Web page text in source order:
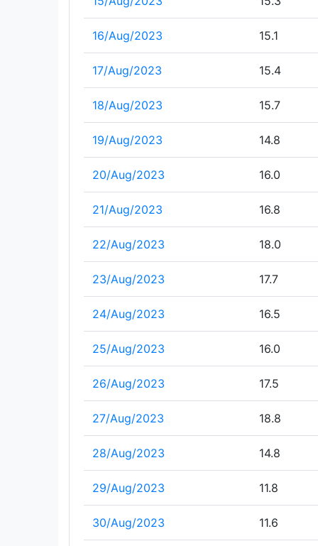
16/Aug/2023 15.1
17/Aug/2023 15.4
18/Aug/2023 15.7
19/Aug/2023 14.8
20/Aug/2023 16.0
21/Aug/2023 16.8
22/Aug/2023 18.0
23/Aug/2023 17.7
24/Aug/2023 16.5
25/Aug/2023 16.0
26/Aug/2023 17.5
27/Aug/2023 18.8
28/Aug/2023 14.8
29/Aug/2023 11.8
30/Aug/2023 11.6